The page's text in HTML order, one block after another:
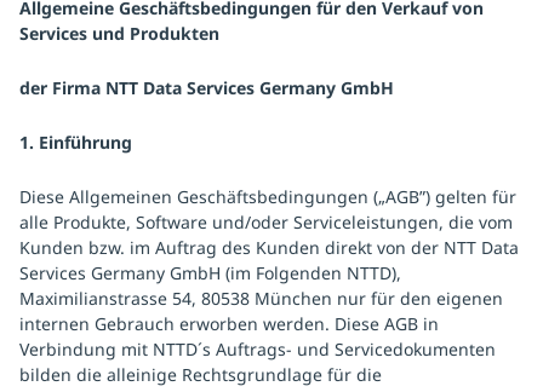
Allgemeine Geschäftsbedingungen für den Verkauf von
Services und Produkten
der Firma NTT Data Services Germany GmbH
1. Einführung
Diese Allgemeinen Geschäftsbedingungen („AGB”) gelten für
alle Produkte, Software und/oder Serviceleistungen, die vom
Kunden bzw. im Auftrag des Kunden direkt von der NTT Data
Services Germany GmbH (im Folgenden NTTD),
Maximilianstrasse 54, 80538 München nur für den eigenen
internen Gebrauch erworben werden. Diese AGB in
Verbindung mit NTTD´s Auftrags- und Servicedokumenten
bilden die alleinige Rechtsgrundlage für die